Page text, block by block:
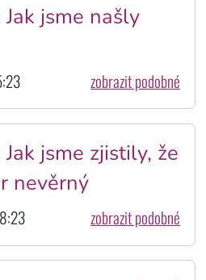
jsme našly
zobrazit podobné
jsme zjistily, že
nevěrný
zobrazit podobné